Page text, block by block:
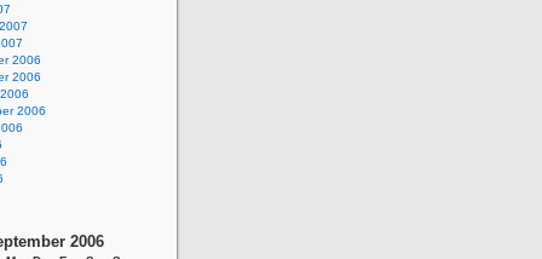
2006
2006
2006
2006